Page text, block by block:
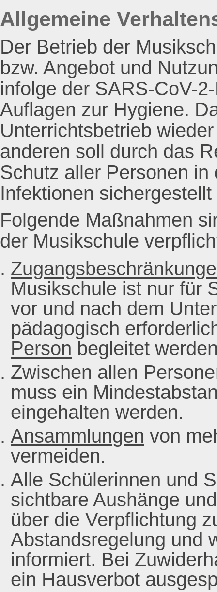
Allgemeine
Der Betrieb der
bzw. Angebot und
infolge der SARS-CoV-
Auflagen zur Hygiene.
Unterrichtsbetrieb
anderen soll durch das
Schutz aller Personen
Infektionen
Folgende Maßnahmen
der Musikschule
Musikschule ist nur für
vor und nach dem
pädagogisch
Person begleitet
Zwischen allen
muss ein
eingehalten werden.
Ansammlungen von
vermeiden.
Alle Schülerinnen und
sichtbare Aushänge
über die Verpflichtung
Abstandsregelung und
informiert. Bei
ein Hausverbot